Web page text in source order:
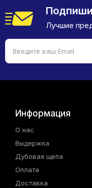
Лучшие
Информация
О нас
Выдержка
Дубовая щепа
Оплата
Доставка